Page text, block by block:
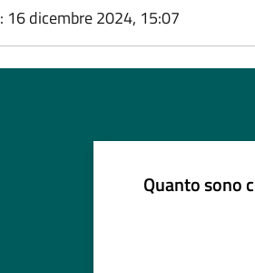
: 16 dicembre 2024, 15:07
Quanto sono